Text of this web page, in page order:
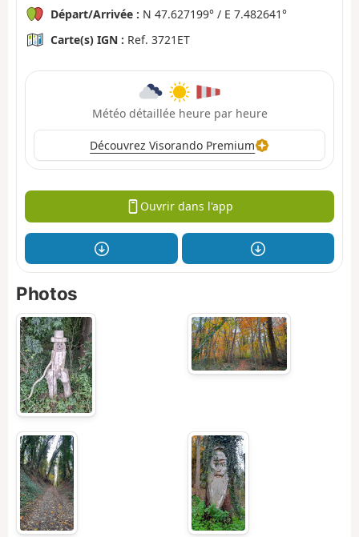
Départ/Arrivée : N 47.627199° / E 7.482641°
Carte(s) IGN : Ref. 3721ET
Météo détaillée heure par heure
Découvrez Visorando Premium
Ouvrir dans l'app
Photos